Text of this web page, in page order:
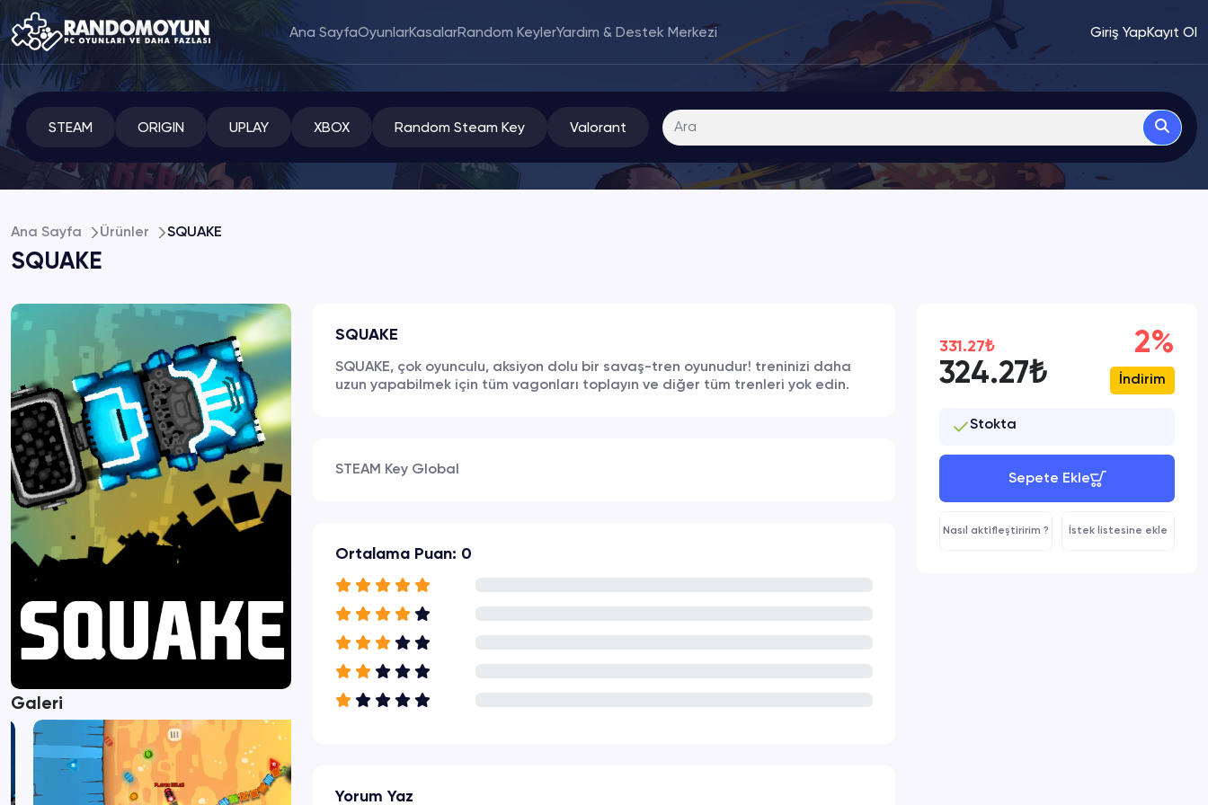
Ana SayfaOyunlarKasalarRandom KeylerYardım & Destek Merkezi Giriş YapKayıt Ol
STEAM ORIGIN UPLAY XBOX Random Steam Key Valorant
Ana Sayfa Ürünler SQUAKE
SQUAKE
Galeri
SQUAKE
SQUAKE, çok oyunculu, aksiyon dolu bir savaş-tren oyunudur! treninizi daha
uzun yapabilmek için tüm vagonları toplayın ve diğer tüm trenleri yok edin.
STEAM Key Global
Ortalama Puan: 0
Yorum Yaz
331.27₺
324.27₺
2%
İndirim
Stokta
Sepete Ekle
Nasıl aktifleştiririm ? İstek listesine ekle